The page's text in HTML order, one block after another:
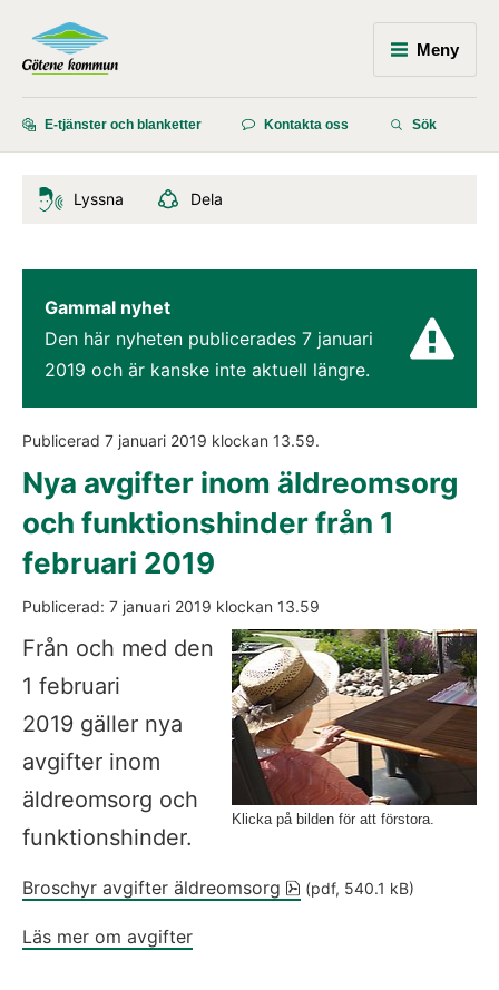
Meny
E-tjänster och blanketter Kontakta oss Sök
Lyssna Dela
Gammal nyhet
Den här nyheten publicerades 7 januari
2019 och är kanske inte aktuell längre.
Publicerad 7 januari 2019 klockan 13.59.
Nya avgifter inom äldreomsorg
och funktionshinder från 1
februari 2019
Publicerad: 7 januari 2019 klockan 13.59
Klicka på bilden för att förstora.
Från och med den
1 februari
2019 gäller nya
avgifter inom
äldreomsorg och
funktionshinder.
Broschyr avgifter äldreomsorg pdf, 540.1 kB, öppnas
(pdf, 540.1 kB)
Läs mer om avgifter